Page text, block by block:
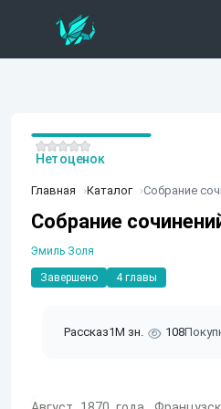
Главная Каталог Собрание
Собрание
Эмиль Золя
Завершено 4 главы
Рассказ1M зн. 108
Нет оценок